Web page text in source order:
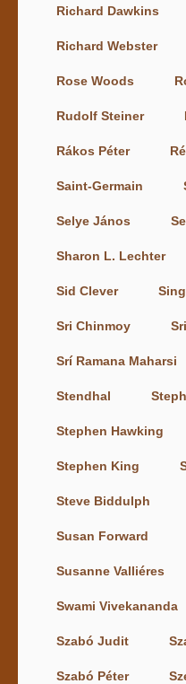
Richard Dawkins
Richard Webster
Rose Woods
Rudolf Steiner
Rákos Péter
Saint-Germain
Selye János
Sharon L. Lechter
Sid Clever
Sri Chinmoy
Srí Ramana Maharsi
Stendhal
Stephen Hawking
Stephen King
Steve Biddulph
Susan Forward
Susanne Valliéres
Swami Vivekananda
Szabó Judit
Szabó Péter